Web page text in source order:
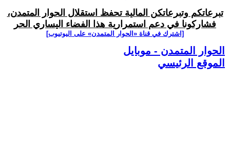
تبرعاتكم وتبرعاتكن المالية تحفظ استقلال الحوار المتمدن،
فشاركونا في دعم استمرارية هذا الفضاء اليساري الحر
[اشترك في قناة ‫«الحوار المتمدن» على اليوتيوب]
الحوار المتمدن - موبايل
الموقع الرئيسي